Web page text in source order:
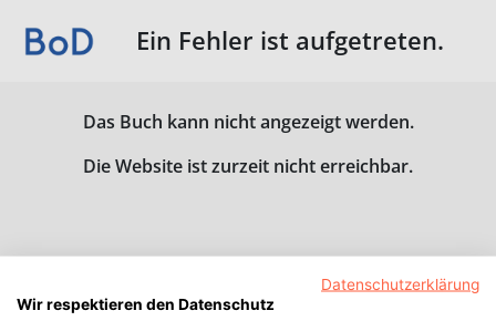
Ein Fehler ist aufgetreten.
Das Buch kann nicht angezeigt werden.
Die Website ist zurzeit nicht erreichbar.
Datenschutzerklärung
Wir respektieren den Datenschutz